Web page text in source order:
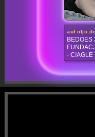
auf
BEDOES
- CIAGLE